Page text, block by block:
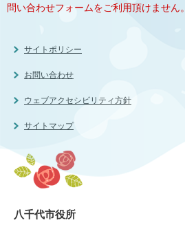
問い合わせフォームをご利用頂けません。
サイトポリシー
お問い合わせ
ウェブアクセシビリティ方針
サイトマップ
八千代市役所